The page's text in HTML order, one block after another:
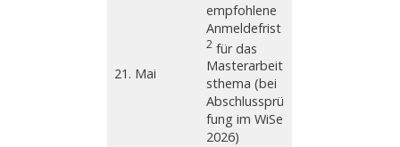
21. Mai
empfohlene
Anmeldefrist
2für das
Masterarbeit
sthema (bei
Abschlussprü
fung im WiSe
2026)